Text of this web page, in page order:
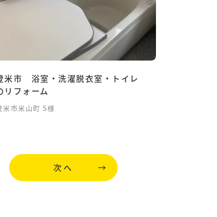
米市 浴室・洗濯脱衣室・トイレ
リフォーム
米市米山町 S様
次へ